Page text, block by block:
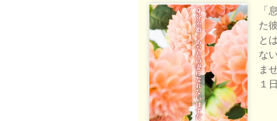
「
た
と
な
ま
１